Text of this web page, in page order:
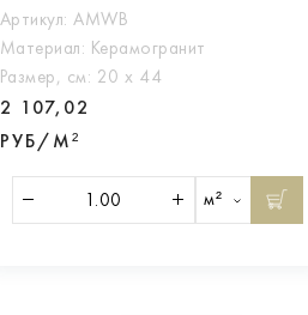
Артикул: AMWB
Материал: Керамогранит
Размер, см: 20 х 44
2 107,02
РУБ/М²
м²